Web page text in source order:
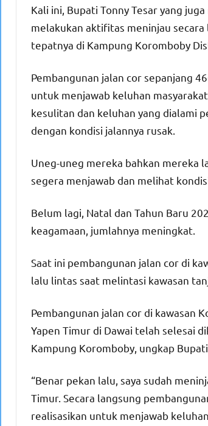
Kali ini, Bupati Tonny Tesar yang
melakukan aktifitas meninjau
tepatnya di Kampung Koromboby
Pembangunan jalan cor sepanjang
untuk menjawab keluhan
kesulitan dan keluhan yang dialami
dengan kondisi jalannya rusak.
Uneg-uneg mereka bahkan mereka
segera menjawab dan melihat
Belum lagi, Natal dan Tahun Baru
keagamaan, jumlahnya meningkat.
Saat ini pembangunan jalan cor di
lalu lintas saat melintasi kawasan
Pembangunan jalan cor di kawasan
Yapen Timur di Dawai telah selesai
Kampung Koromboby, ungkap
“Benar pekan lalu, saya sudah
Timur. Secara langsung
realisasikan untuk menjawab